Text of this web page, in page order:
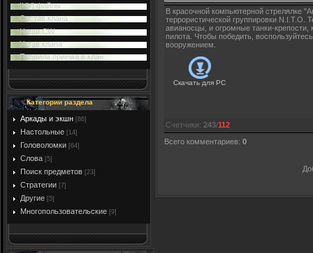
|HV| файлы
Cостав клана
Наши CW
Устав клана
Правила приема в клан
Категории раздела
Аркады и экшн [86]
Настольные [14]
Головоломки [64]
Слова [5]
Поиск предметов [23]
Стратегии [7]
Другие [5]
Многопользовательские [9]
В красочной компьютерной стрелялке
террористической группировки N.I.T.O.
авианосцы, и огромные танки-крепости,
пилота. Чтобы победить,
вооружением.
Скачать для PC
Счетчики: 243/112
Всего комментариев: 0